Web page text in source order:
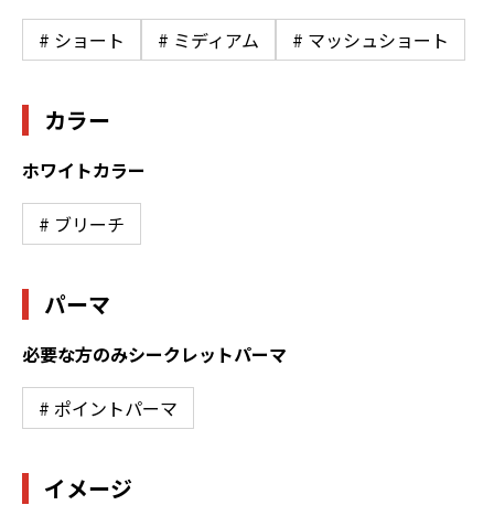
# ショート # ミディアム # マッシュショート
カラー
ホワイトカラー
# ブリーチ
パーマ
必要な方のみシークレットパーマ
# ポイントパーマ
イメージ